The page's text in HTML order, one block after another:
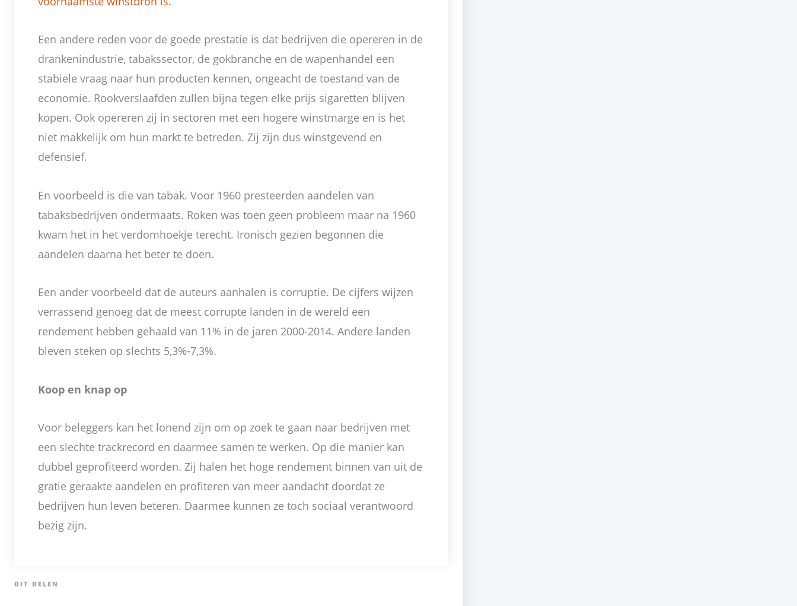
Een andere reden voor de goede prestatie is dat bedrijven die opereren in de
drankenindustrie, tabakssector, de gokbranche en de wapenhandel een
stabiele vraag naar hun producten kennen, ongeacht de toestand van de
economie. Rookverslaafden zullen bijna tegen elke prijs sigaretten blijven
kopen. Ook opereren zij in sectoren met een hogere winstmarge en is het
niet makkelijk om hun markt te betreden. Zij zijn dus winstgevend en
defensief.
En voorbeeld is die van tabak. Voor 1960 presteerden aandelen van
tabaksbedrijven ondermaats. Roken was toen geen probleem maar na 1960
kwam het in het verdomhoekje terecht. Ironisch gezien begonnen die
aandelen daarna het beter te doen.
Een ander voorbeeld dat de auteurs aanhalen is corruptie. De cijfers wijzen
verrassend genoeg dat de meest corrupte landen in de wereld een
rendement hebben gehaald van 11% in de jaren 2000-2014. Andere landen
bleven steken op slechts 5,3%-7,3%.
Koop en knap op
Voor beleggers kan het lonend zijn om op zoek te gaan naar bedrijven met
een slechte trackrecord en daarmee samen te werken. Op die manier kan
dubbel geprofiteerd worden. Zij halen het hoge rendement binnen van uit de
gratie geraakte aandelen en profiteren van meer aandacht doordat ze
bedrijven hun leven beteren. Daarmee kunnen ze toch sociaal verantwoord
bezig zijn.